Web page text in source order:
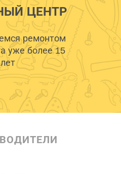
ЦЕНТР
ремонтом
уже более 15
лет